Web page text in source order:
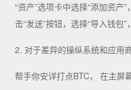
“资产”选项卡中选择“添加资产
击“发送”按钮，选择“导入钱包”
2. 对于差异的操纵系统和应用
帮手你安详打点BTC， 在主屏